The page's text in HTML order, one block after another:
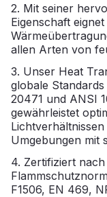
2. Mit seiner
Eigenschaft
allen Arten von
3. Unser Heat
globale
20471 und ANSI
gewährleistet
Umgebungen mit
4. Zertifiziert
F1506, EN 469,